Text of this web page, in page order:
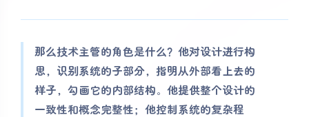
那么技术主管的角色是什么？他对设计进行构
思，识别系统的子部分，指明从外部看上去的
样子，勾画它的内部结构。他提供整个设计的
一致性和概念完整性；他控制系统的复杂程